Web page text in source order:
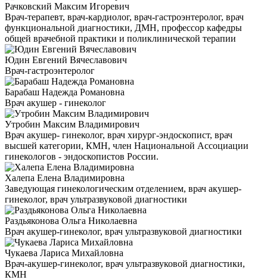
Рачковский Максим Игоревич
Врач-терапевт, врач-кардиолог, врач-гастроэнтеролог, врач
функциональной диагностики, ДМН, профессор кафедры
общей врачебной практики и поликлинической терапии
Юдин Евгений Вячеславович
Врач-гастроэнтеролог
Барабаш Надежда Романовна
Врач акушер - гинеколог
Утробин Максим Владимирович
Врач акушер- гинеколог, врач хирург-эндоскопист, врач
высшей категории, КМН, член Национальной Ассоциации
гинекологов - эндоскопистов России.
Халепа Елена Владимировна
Заведующая гинекологическим отделением, врач акушер-
гинеколог, врач ультразвуковой диагностики
Раздьяконова Ольга Николаевна
Врач акушер-гинеколог, врач ультразвуковой диагностики
Чукаева Лариса Михайловна
Врач-акушер-гинеколог, врач ультразвуковой диагностики,
КМН